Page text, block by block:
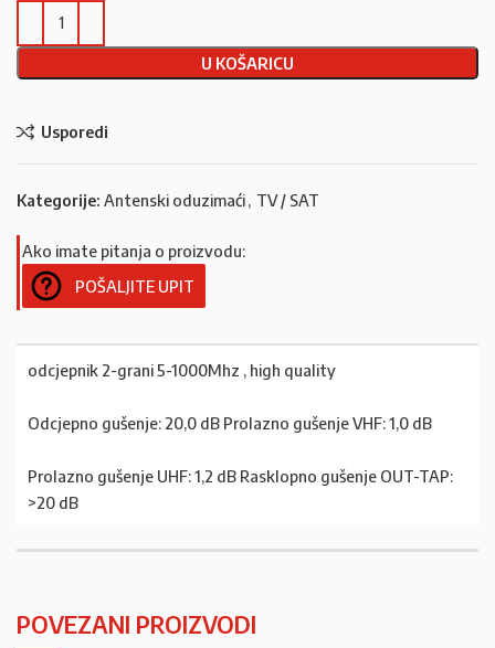
U KOŠARICU
Usporedi
Kategorije: Antenski oduzimaći, TV / SAT
Ako imate pitanja o proizvodu:
POŠALJITE UPIT
odcjepnik 2-grani 5-1000Mhz , high quality
Odcjepno gušenje: 20,0 dB Prolazno gušenje VHF: 1,0 dB
Prolazno gušenje UHF: 1,2 dB Rasklopno gušenje OUT-TAP:
>20 dB
POVEZANI PROIZVODI